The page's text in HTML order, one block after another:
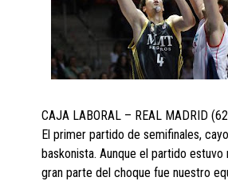
CAJA LABORAL – REAL MADRID
El primer partido de semifinales,
baskonista. Aunque el partido estuvo
gran parte del choque fue nuestro